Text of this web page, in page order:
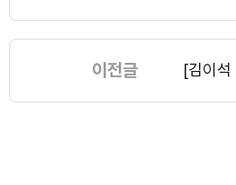
이전글 [김이